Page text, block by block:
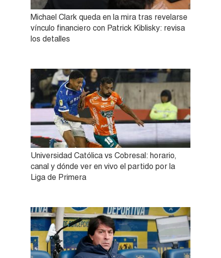
Michael Clark queda en la mira tras revelarse
vínculo financiero con Patrick Kiblisky: revisa
los detalles
Universidad Católica vs Cobresal: horario,
canal y dónde ver en vivo el partido por la
Liga de Primera